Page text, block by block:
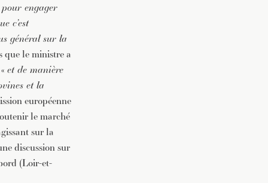
engager
c’est
général sur la
que le ministre a
et de manière
et la
européenne
le marché
sur la
discussion sur
(Loir-et-